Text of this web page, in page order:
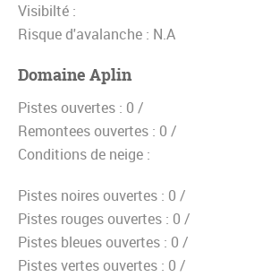
Visibilté :
Risque d'avalanche : N.A
Domaine Aplin
Pistes ouvertes : 0 /
Remontees ouvertes : 0 /
Conditions de neige :
Pistes noires ouvertes : 0 /
Pistes rouges ouvertes : 0 /
Pistes bleues ouvertes : 0 /
Pistes vertes ouvertes : 0 /